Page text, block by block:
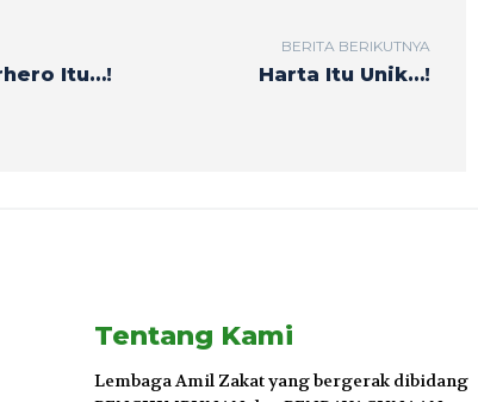
Itu…!
BERITA BERIKUTNYA
Harta Itu Unik…!
Tentang Kami
Lembaga Amil Zakat yang bergerak dibidang